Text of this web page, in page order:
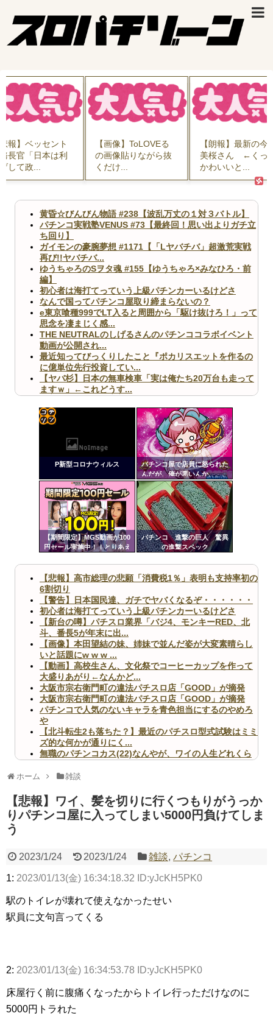
報】ベッセント
長官「日本は利
して政...
【画像】ToLOVEる
の画像貼りながら抜
くだけ...
【朗報】最新の今
美桜さん ←くっ
かわいいと...
黄昏☆びんびん物語 #238【波乱万丈の１対３バトル】
パチンコ実戦塾VENUS #73【最終回！思い出よりガチ立
ち回り】
ガイモンの豪腕夢想 #1171【「Lヤバチバ」超激荒実戦
再び!!ヤバチバ...
ゆうちゃろのSヲタ魂 #155【ゆうちゃろ×みなひろ・前
編】
初心者は海打てっていう上級パチンカーいるけどさ
なんで国ってパチンコ屋取り締まらないの？
e東京喰種999でLT入ると周囲から「駆け抜けろ！」って
思念を凄まじく感...
THE NEUTRALのしげるさんのパチンココラボイベント
動画が公開され...
最近知ってびっくりしたこと『ポカリスエットを作るの
に億単位先行投資してい...
【ヤバ杉】日本の無車検車「実は俺たち20万台も走って
ますｗ」←これどうす...
【画像】ペプシコーラ社、「こういうのでいいんだよ」
な新商品を発売
Powered by livedoor 相互RSS
P新型コロナウィルス
パチンコ屋で店員に怒られた
んだが、俺が悪いんか、、、
【期間限定】MGS動画が100
円セール実施中！！とりあえ
パチンコ 進撃の巨人 驚異
の進撃スペック
ンク
自動
更新
ツー
【悲報】高市総理の悲願「消費税1％」表明も支持率初の
6割切り
【警告】日本国民達、ガチでヤバくなるぞ・・・・・・
初心者は海打てっていう上級パチンカーいるけどさ
【新台の噂】パチスロ業界「バジ4、モンキーRED、北
斗、番長5が年末に出...
【画像】本田望結の妹、姉妹で並んだ姿が大変素晴らし
いと話題にw w w ...
【動画】高校生さん、文化祭でコーヒーカップを作って
大盛りあがり←なんかど...
大阪市宗右衛門町の違法パチスロ店「GOOD」が摘発
大阪市宗右衛門町の違法パチスロ店「GOOD」が摘発
パチンコで人気のないキャラを青色担当にするのやめろ
や
【北斗転生2も落ちた？】最近のパチスロ型式試験はミミ
ズ的な何かが通りにく...
無職のパチンコカス(22)なんやが、ワイの人生どれくら
AngelBeats!とかいうクソアニメの思い出ｗｗｗ
ホーム 雑談
【悲報】ワイ、髪を切りに行くつもりがうっか
りパチンコ屋に入ってしまい5000円負けてしま
う
2023/1/24 2023/1/24 雑談,パチンコ
1: 2023/01/13(金) 16:34:18.32 ID:yJcKH5PK0
駅のトイレが壊れて使えなかったせい
駅員に文句言ってくる
2: 2023/01/13(金) 16:34:53.78 ID:yJcKH5PK0
床屋行く前に腹痛くなったからトイレ行っただけなのに
5000円トラれた